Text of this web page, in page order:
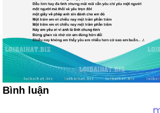
Bình luận